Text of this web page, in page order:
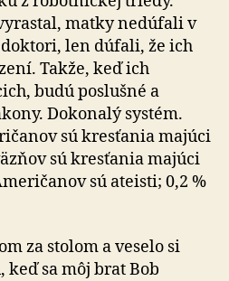
matky nedúfali v
len dúfali, že ich
Takže, keď ich
budú poslušné a
Dokonalý systém.
sú kresťania majúci
sú kresťania majúci
sú ateisti; 0,2 %
za stolom a veselo si
sa môj brat Bob